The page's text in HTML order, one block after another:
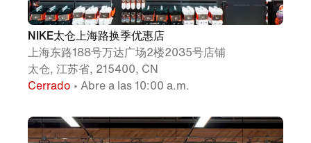
NIKE太仓上海路换季优惠店
上海东路188号万达广场2楼2035号店铺
太仓, 江苏省, 215400, CN
Cerrado • Abre a las 10:00 a.m.